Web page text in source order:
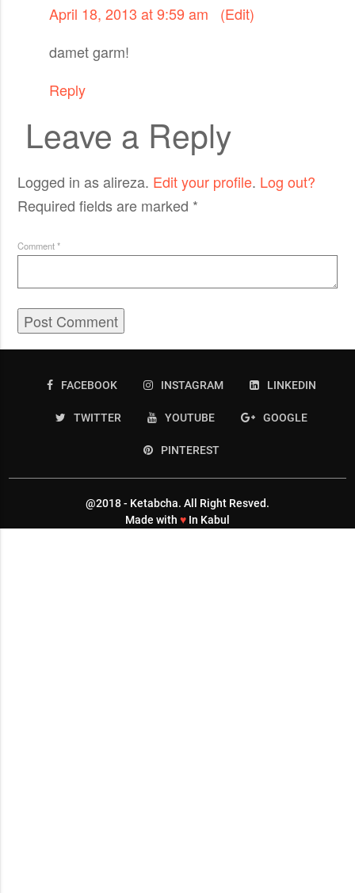
April 18, 2013 at 9:59 am
(Edit)
damet garm!
Reply
Leave a Reply
Logged in as alireza. Edit your profile. Log out?
Required fields are marked *
Comment*
FACEBOOK INSTAGRAM LINKEDIN
TWITTER YOUTUBE GOOGLE
PINTEREST
@2018 - Ketabcha. All Right Resved.
Made with ♥ In Kabul